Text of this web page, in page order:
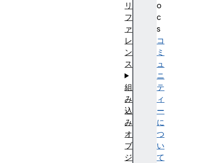
o
c
s
コ
ミ
ュ
ニ
テ
ィ
ー
に
つ
い
て
リ
フ
ァ
レ
ン
ス
組
み
込
み
オ
ブ
ジ